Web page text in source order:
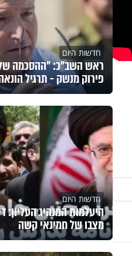
חדשות היום
ראש השב"כ: "ההסכמה
פירוק מנשק - תרגיל
חדשות היום
היעלמות המנהיג העליון:
מצבו של חמינאי קשה